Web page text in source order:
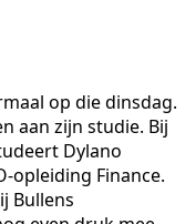
op die dinsdag.
aan zijn studie. Bij
Dylano
opleiding Finance.
Bullens